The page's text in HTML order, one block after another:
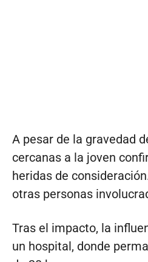
A pesar de la gravedad
cercanas a la joven
heridas de
otras personas
Tras el impacto, la
un hospital, donde